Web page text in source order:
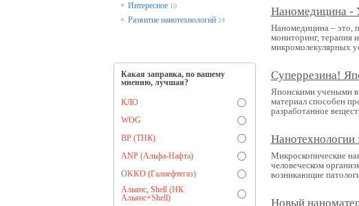
* Интересное 10
* Развитие нанотехнологий 24
Какая заправка, по вашему
мнению, лучшая?
КЛО
WOG
BP (ТНК)
ANP (Альфа-Нафта)
OKKO (Галнефтегаз)
Альянс, Shell (НК
Альянс+Shell)
Наномедицина -
Наномедицина – это,
мониторинг, терапия
микромолекулярных
Суперрезина!
Японскими учеными
материал способен
разработанное
Микроскопические
человеческом
возникающие
Новый